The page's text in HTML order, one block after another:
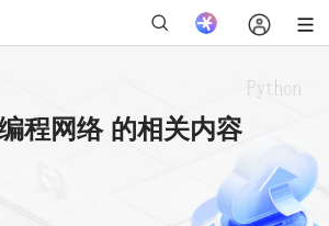
程网络 的相关内容